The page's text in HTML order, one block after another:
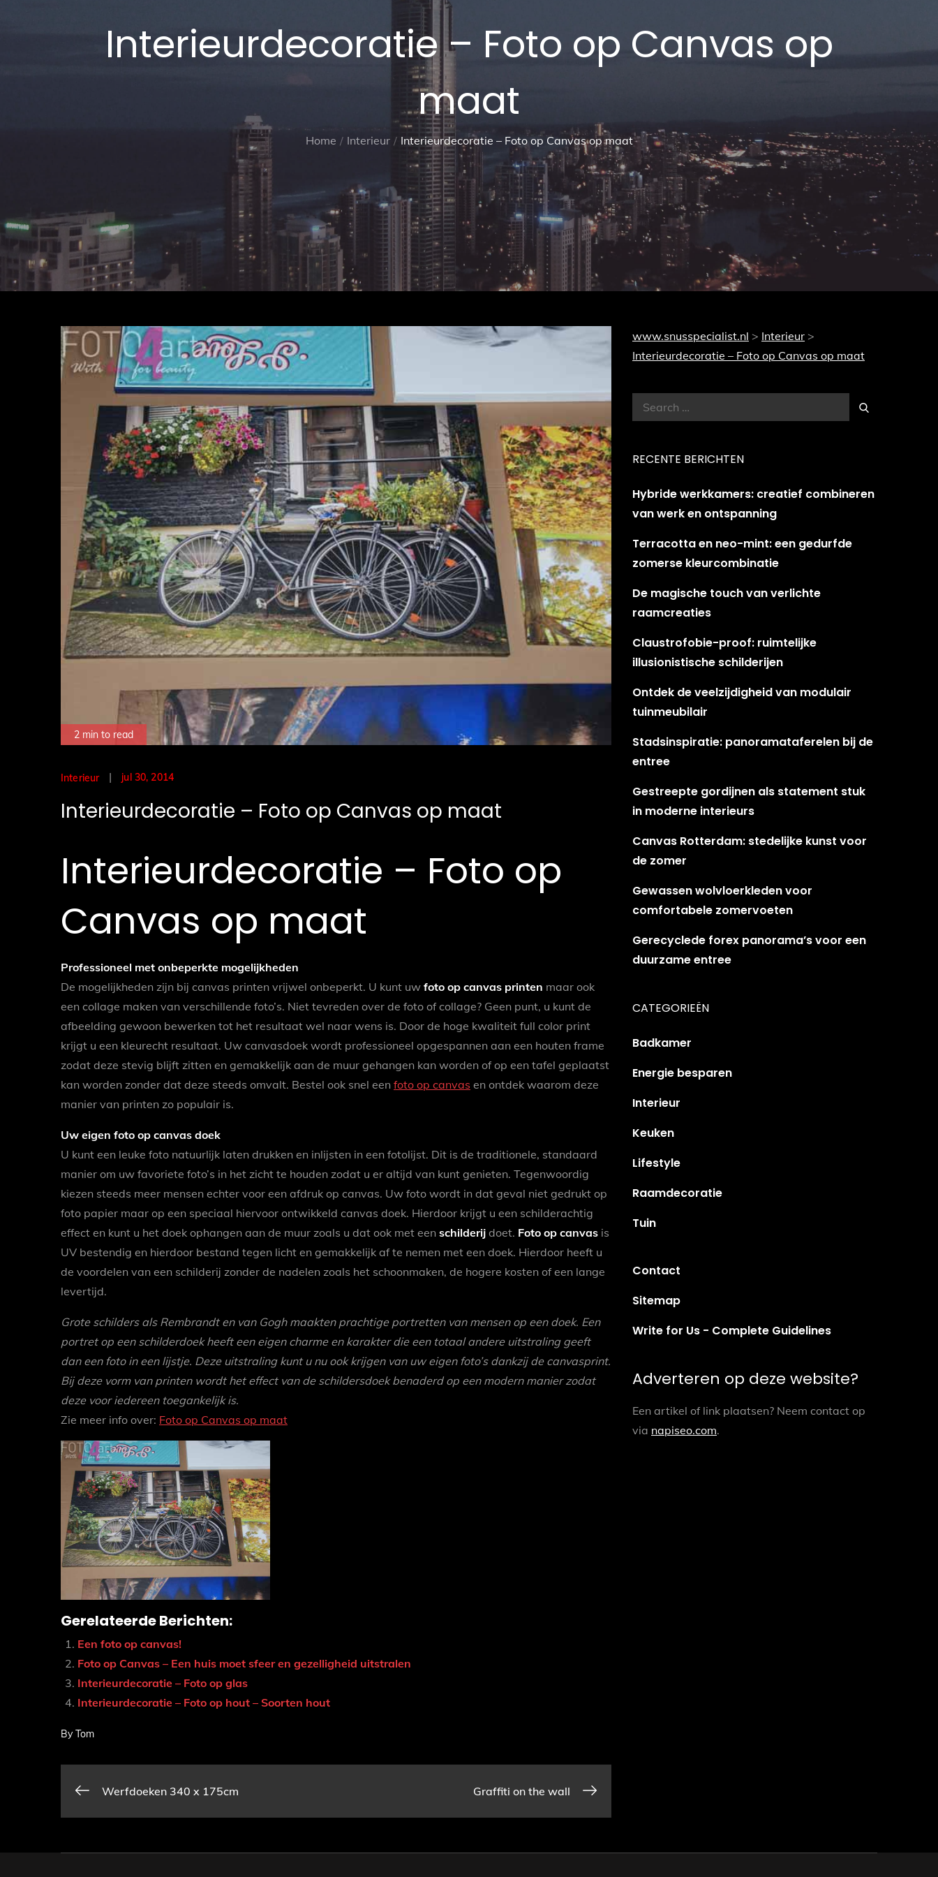
Interieurdecoratie – Foto op Canvas op
maat
Home Interieur Interieurdecoratie – Foto op Canvas op maat
2 min to read
Interieur
Posted
jul 30, 2014
Interieurdecoratie – Foto op Canvas op maat
Interieurdecoratie – Foto op
Canvas op maat
Professioneel met onbeperkte mogelijkheden
De mogelijkheden zijn bij canvas printen vrijwel onbeperkt. U kunt uw foto op canvas printen maar ook
een collage maken van verschillende foto’s. Niet tevreden over de foto of collage? Geen punt, u kunt de
afbeelding gewoon bewerken tot het resultaat wel naar wens is. Door de hoge kwaliteit full color print
krijgt u een kleurecht resultaat. Uw canvasdoek wordt professioneel opgespannen aan een houten frame
zodat deze stevig blijft zitten en gemakkelijk aan de muur gehangen kan worden of op een tafel geplaatst
kan worden zonder dat deze steeds omvalt. Bestel ook snel een foto op canvas en ontdek waarom deze
manier van printen zo populair is.
Uw eigen foto op canvas doek
U kunt een leuke foto natuurlijk laten drukken en inlijsten in een fotolijst. Dit is de traditionele, standaard
manier om uw favoriete foto’s in het zicht te houden zodat u er altijd van kunt genieten. Tegenwoordig
kiezen steeds meer mensen echter voor een afdruk op canvas. Uw foto wordt in dat geval niet gedrukt op
foto papier maar op een speciaal hiervoor ontwikkeld canvas doek. Hierdoor krijgt u een schilderachtig
effect en kunt u het doek ophangen aan de muur zoals u dat ook met een schilderij doet. Foto op canvas is
UV bestendig en hierdoor bestand tegen licht en gemakkelijk af te nemen met een doek. Hierdoor heeft u
de voordelen van een schilderij zonder de nadelen zoals het schoonmaken, de hogere kosten of een lange
levertijd.
Grote schilders als Rembrandt en van Gogh maakten prachtige portretten van mensen op een doek. Een
portret op een schilderdoek heeft een eigen charme en karakter die een totaal andere uitstraling geeft
dan een foto in een lijstje. Deze uitstraling kunt u nu ook krijgen van uw eigen foto’s dankzij de canvasprint.
Bij deze vorm van printen wordt het effect van de schildersdoek benaderd op een modern manier zodat
deze voor iedereen toegankelijk is.
Zie meer info over: Foto op Canvas op maat
Gerelateerde Berichten:
Een foto op canvas!
Foto op Canvas – Een huis moet sfeer en gezelligheid uitstralen
Interieurdecoratie – Foto op glas
Interieurdecoratie – Foto op hout – Soorten hout
By Tom
Bericht
navigatie
Werfdoeken 340 x 175cm Graffiti on the wall
www.snusspecialist.nl > Interieur >
Interieurdecoratie – Foto op Canvas op maat
Search
for:
Search
RECENTE BERICHTEN
Hybride werkkamers: creatief combineren
van werk en ontspanning
Terracotta en neo-mint: een gedurfde
zomerse kleurcombinatie
De magische touch van verlichte
raamcreaties
Claustrofobie-proof: ruimtelijke
illusionistische schilderijen
Ontdek de veelzijdigheid van modulair
tuinmeubilair
Stadsinspiratie: panoramataferelen bij de
entree
Gestreepte gordijnen als statement stuk
in moderne interieurs
Canvas Rotterdam: stedelijke kunst voor
de zomer
Gewassen wolvloerkleden voor
comfortabele zomervoeten
Gerecyclede forex panorama’s voor een
duurzame entree
CATEGORIEËN
Badkamer
Energie besparen
Interieur
Keuken
Lifestyle
Raamdecoratie
Tuin
Contact
Sitemap
Write for Us - Complete Guidelines
Adverteren op deze website?
Een artikel of link plaatsen? Neem contact op
via napiseo.com.